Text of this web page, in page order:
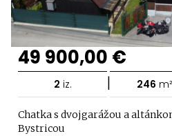
49 900,00 €
2 iz. | 246 m²
Chatka s dvojgarážou a
Bystricou